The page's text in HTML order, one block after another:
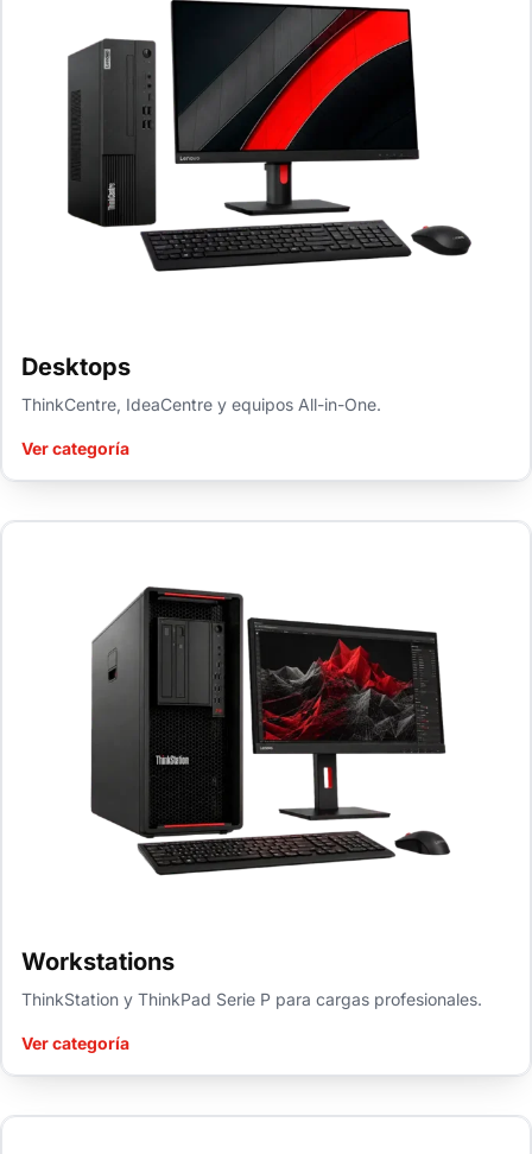
Desktops
ThinkCentre, IdeaCentre y equipos All-in-One.
Ver categoría
Workstations
ThinkStation y ThinkPad Serie P para cargas profesionales.
Ver categoría